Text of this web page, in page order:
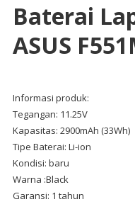
Baterai
ASUS
Informasi produk:
Tegangan: 11.25V
Kapasitas: 2900mAh (33Wh)
Tipe Baterai: Li-ion
Kondisi: baru
Warna :Black
Garansi: 1 tahun